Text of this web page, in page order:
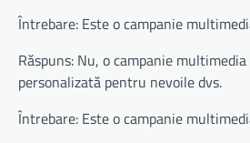
Întrebare: Este o campanie
Răspuns: Nu, o campanie
personalizată pentru nevoile dvs.
Întrebare: Este o campanie